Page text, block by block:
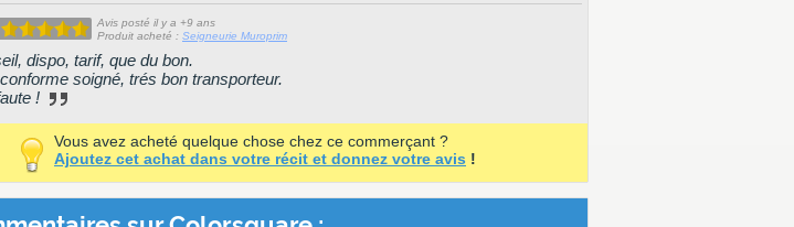
Avis posté il y a +9 ans
Produit acheté : Seigneurie Muroprim
dispo, tarif, que du bon.
soigné, trés bon transporteur.
!
Vous avez acheté quelque chose chez ce commerçant ?
Ajoutez cet achat dans votre récit et donnez votre avis !